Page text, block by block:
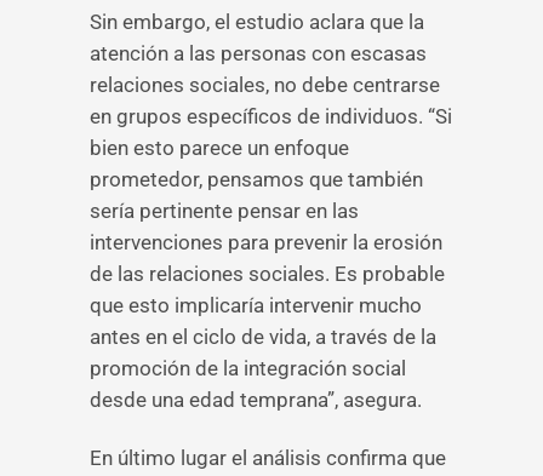
Sin embargo, el estudio aclara que la
atención a las personas con escasas
relaciones sociales, no debe centrarse
en grupos específicos de individuos. “Si
bien esto parece un enfoque
prometedor, pensamos que también
sería pertinente pensar en las
intervenciones para prevenir la erosión
de las relaciones sociales. Es probable
que esto implicaría intervenir mucho
antes en el ciclo de vida, a través de la
promoción de la integración social
desde una edad temprana”, asegura.
En último lugar el análisis confirma que